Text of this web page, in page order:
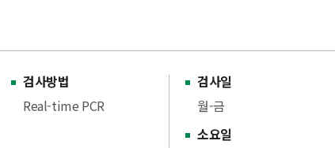
검사방법
Real-time PCR
검사일
월-금
소요일